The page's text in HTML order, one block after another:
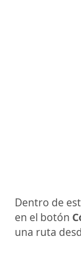
Dentro de
en el botón
una ruta